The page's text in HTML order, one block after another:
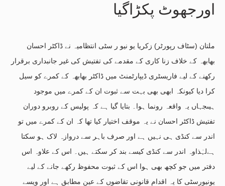
اورجھوٹ پکڑاگیا
ملتان (سٹاف رپورٹر) زکریا یو نیو ر سٹی انتظامیہ نے ڈاکٹر احسان
بھابھہ کے خلاف زنا کاری کے مقدمے کی تفتیش کی غیر جانبداری برقرار
رکھنے کے لیے فاریسٹری ڈیپارٹمنٹ میں ڈاکٹر بھابھہ کے کمرے کو سیل
کرا دیا کیونکہ ابھی بھی بہت سے ثبوت ان کے کمرے میں موجود
ہیںجہاں یہ واقعہ رونما ہوا۔ بتایا گیا ہے کہ پولیس کے روبرو دوران
تفتیش ڈاکٹر احسان نے یہ موقف اختیار کیا تھا کہ ان کے کمرے میں تو
اندر سے کنڈی ہی نہیں ہے اور صرف باہر سے دروازہ لاک ہو سکتا
ہےلہٰذاوہ اندر سے کنڈی کیسے بند کر سکتے ہیں۔ اس کے علاوہ اس
دفتر میں جو کچھ بھی ہوا اس کے ثبوت محفوظ رکھے جانے کے لیے
یونیورسٹی کا یہ اقدام قانونی تقاضوں کے عین مطابق ہے اور ویسے